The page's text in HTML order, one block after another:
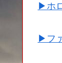
▶ホ
▶フ